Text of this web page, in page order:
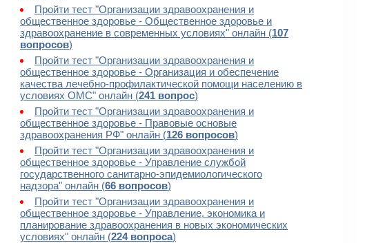
Пройти тест "Организации здравоохранения и
общественное здоровье - Общественное здоровье и
здравоохранение в современных условиях" онлайн (107
вопросов)
Пройти тест "Организации здравоохранения и
общественное здоровье - Организация и обеспечение
качества лечебно-профилактической помощи населению в
условиях ОМС" онлайн (241 вопрос)
Пройти тест "Организации здравоохранения и
общественное здоровье - Правовые основые
здравоохранения РФ" онлайн (126 вопросов)
Пройти тест "Организации здравоохранения и
общественное здоровье - Управление службой
государственного санитарно-эпидемиологического
надзора" онлайн (66 вопросов)
Пройти тест "Организации здравоохранения и
общественное здоровье - Управление, экономика и
планирование здравоохранения в новых экономических
условиях" онлайн (224 вопроса)